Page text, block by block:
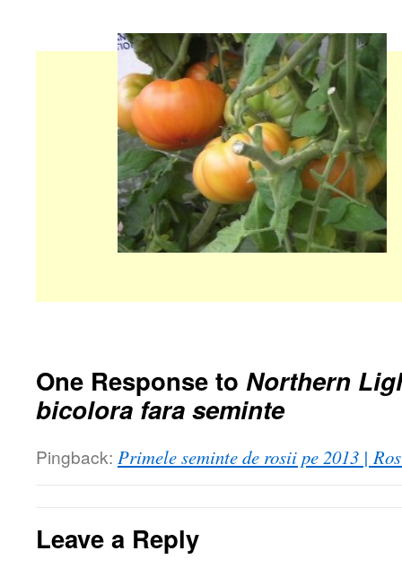
One Response to Northern
bicolora fara seminte
Pingback: Primele seminte de rosii pe 2013 |
Leave a Reply